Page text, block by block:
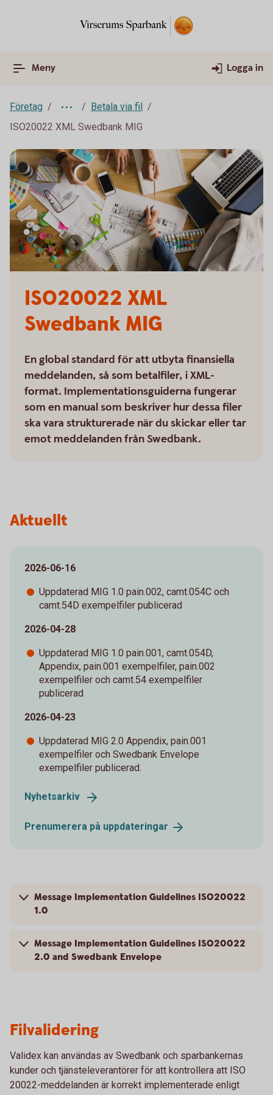
Meny Logga in
Företag
Betala via fil
ISO20022 XML Swedbank MIG
ISO20022 XML
Swedbank MIG
En global standard för att utbyta finansiella
meddelanden, så som betalfiler, i XML-
format. Implementationsguiderna fungerar
som en manual som beskriver hur dessa filer
ska vara strukturerade när du skickar eller tar
emot meddelanden från Swedbank.
Aktuellt
2026-06-16
Uppdaterad MIG 1.0 pain.002, camt.054C och
camt.54D exempelfiler publicerad
2026-04-28
Uppdaterad MIG 1.0 pain.001, camt.054D,
Appendix, pain.001 exempelfiler, pain.002
exempelfiler och camt.54 exempelfiler
publicerad
2026-04-23
Uppdaterad MIG 2.0 Appendix, pain.001
exempelfiler och Swedbank Envelope
exempelfiler publicerad.
Nyhetsarkiv
Prenumerera på uppdateringar
Message Implementation Guidelines ISO20022
1.0
Message Implementation Guidelines ISO20022
2.0 and Swedbank Envelope
Filvalidering
Validex kan användas av Swedbank och sparbankernas
kunder och tjänsteleverantörer för att kontrollera att ISO
20022-meddelanden är korrekt implementerade enligt